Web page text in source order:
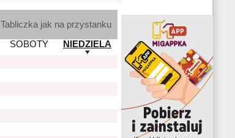
Tabliczka jak na przystanku
SOBOTY
NIEDZIELA